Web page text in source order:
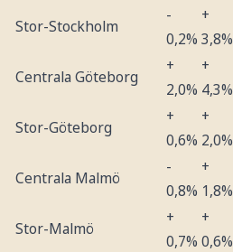
Stor-Stockholm
-
0,2%
+
3,8%
Centrala Göteborg
+
2,0%
+
4,3%
Stor-Göteborg
+
0,6%
+
2,0%
Centrala Malmö
-
0,8%
+
1,8%
Stor-Malmö
+
0,7%
+
0,6%